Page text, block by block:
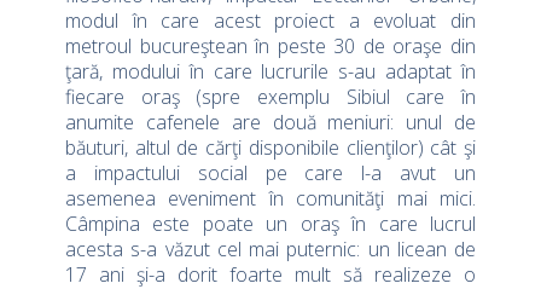
modul în care acest proiect a evoluat din
metroul bucureştean în peste 30 de oraşe din
ţară, modului în care lucrurile s-au adaptat în
fiecare oraş (spre exemplu Sibiul care în
anumite cafenele are două meniuri: unul de
băuturi, altul de cărţi disponibile clienţilor) cât şi
a impactului social pe care l-a avut un
asemenea eveniment în comunităţi mai mici.
Câmpina este poate un oraş în care lucrul
acesta s-a văzut cel mai puternic: un licean de
17 ani şi-a dorit foarte mult să realizeze o